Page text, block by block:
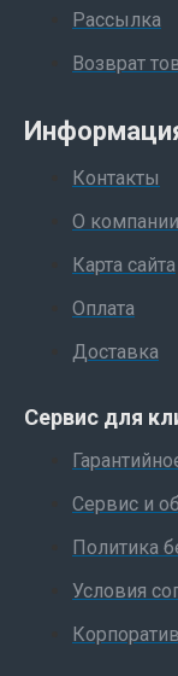
Рассылка
Возврат
Контакты
О компании
Карта сайта
Оплата
Доставка
Сервис для
Сервис и
Политика
Условия